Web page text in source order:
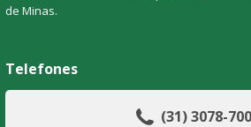
de Minas.
Telefones
(31) 3078-